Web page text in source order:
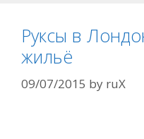
Руксы в
жильё
09/07/2015 by ruX